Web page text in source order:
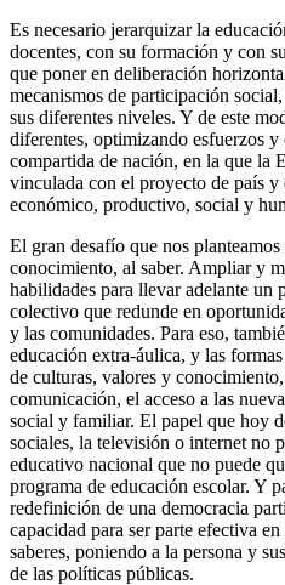
Es necesario jerarquizar la
docentes, con su formación y con
que poner en deliberación
mecanismos de participación
sus diferentes niveles. Y de este
diferentes, optimizando esfuerzos
compartida de nación, en la que la
vinculada con el proyecto de país
económico, productivo, social y
El gran desafío que nos planteamos
conocimiento, al saber. Ampliar y
habilidades para llevar adelante un
colectivo que redunde en
y las comunidades. Para eso,
educación extra-áulica, y las
de culturas, valores y
comunicación, el acceso a las
social y familiar. El papel que hoy
sociales, la televisión o internet no
educativo nacional que no puede
programa de educación escolar. Y
redefinición de una democracia
capacidad para ser parte efectiva
saberes, poniendo a la persona y
de las políticas públicas.